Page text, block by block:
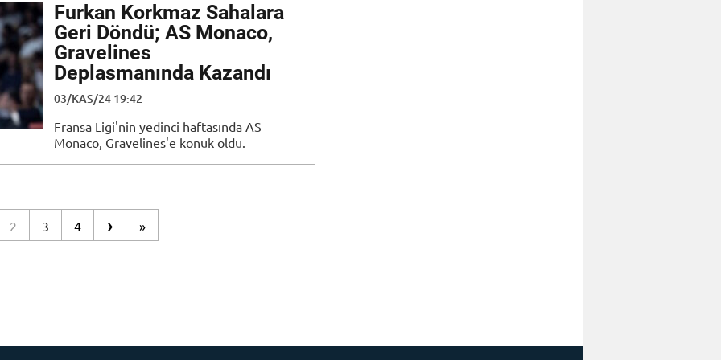
Furkan Korkmaz Sahalara
Geri Döndü; AS Monaco,
Gravelines
Deplasmanında Kazandı
03/KAS/24 19:42
Fransa Ligi'nin yedinci haftasında AS
Monaco, Gravelines'e konuk oldu.
2 3 4 › »